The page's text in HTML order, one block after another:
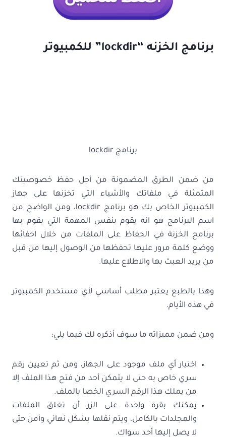
برنامج الخزنه “lockdir” للكمبيوتر
برنامج lockdir
من ضمن الطرق المضمونة من أجل حفظ خصوصيتك
المتمثلة في ملفاتك والأشياء التي تخزنها على جهاز
الكمبيوتر الخاص بك هو برنامج lockdir، ومن الواضح من
اسم البرنامج هو انه يقوم بنفس المهمة التي يقوم بها
برنامج الخزنة في الحفاظ على الملفات من خلال اخفائها
ووضع كلمة مرور عليها تحفظها من الوصول إليها من قبل
من يريد العبث بها والاطلاع عليها.
وهذا بالطبع يعتبر مطلب أساسي لأي مستخدم الكمبيوتر
في هذه الأيام.
ومن ضمن مميزاته ما سوف أذكره لك فيما يلي:
اختيار أي ملف موجود على الجهاز، ومن ثم تعيين رقم
سري خاص به حتى لا يتمكن أحد من فتح هذا الملف إلا
من يملك هذا الرقم السري الخصا بالملف.
يمكنك بقرة واحدة على الزر أن تغلق الملفات
والمجلدات بالكامل، ويتم نقلها بشكل نهائي وأمن حتى
لا يصل إليها أحد سواك.